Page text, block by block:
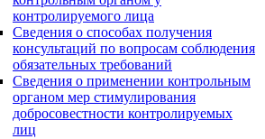
контролируемого лица
Сведения о способах получения
консультаций по вопросам соблюдения
обязательных требований
Сведения о применении контрольным
органом мер стимулирования
добросовестности контролируемых
лиц